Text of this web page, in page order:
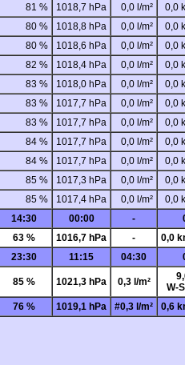
81 % 1018,7 hPa 0,0 l/m²
0,0
80 % 1018,8 hPa 0,0 l/m²
0,0
80 % 1018,6 hPa 0,0 l/m²
0,0
82 % 1018,4 hPa 0,0 l/m²
0,0
83 % 1018,0 hPa 0,0 l/m²
0,0
83 % 1017,7 hPa 0,0 l/m²
0,0
83 % 1017,7 hPa 0,0 l/m²
0,0
84 % 1017,7 hPa 0,0 l/m²
0,0
84 % 1017,7 hPa 0,0 l/m²
0,0
85 % 1017,3 hPa 0,0 l/m²
0,0
85 % 1017,4 hPa 0,0 l/m²
0,0
14:30 00:00 -
63 % 1016,7 hPa -
0,0
23:30 11:15 04:30
85 % 1021,3 hPa 0,3 l/m²
W-
76 % 1019,1 hPa #0,3 l/m² 0,6